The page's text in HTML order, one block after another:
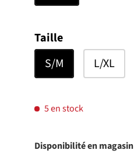
Taille
S/M
L/XL
5 en stock
Disponibilité en magasin